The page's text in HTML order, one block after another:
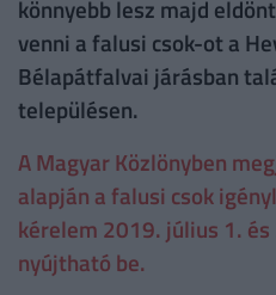
könnyebb lesz majd
venni a falusi csok-ot a
Bélapátfalvai járásban
településen.
A Magyar Közlönyben
alapján a falusi csok
kérelem 2019. július 1.
nyújtható be.